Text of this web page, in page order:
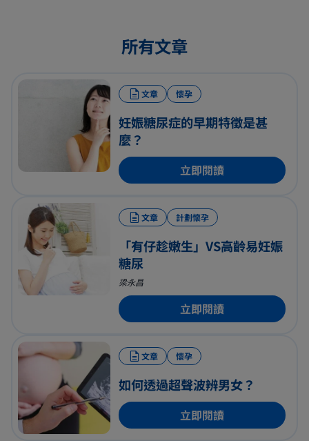
所有文章
文章 懷孕
妊娠糖尿症的早期特徵是甚
麼？
立即閱讀
文章 計劃懷孕
「有仔趁嫩生」VS高齡易妊娠
糖尿
梁永昌
立即閱讀
文章 懷孕
如何透過超聲波辨男女？
立即閱讀